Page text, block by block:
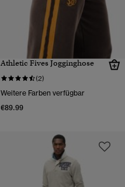
Athletic Fives Jogginghose
(2)
Weitere Farben verfügbar
€89.99